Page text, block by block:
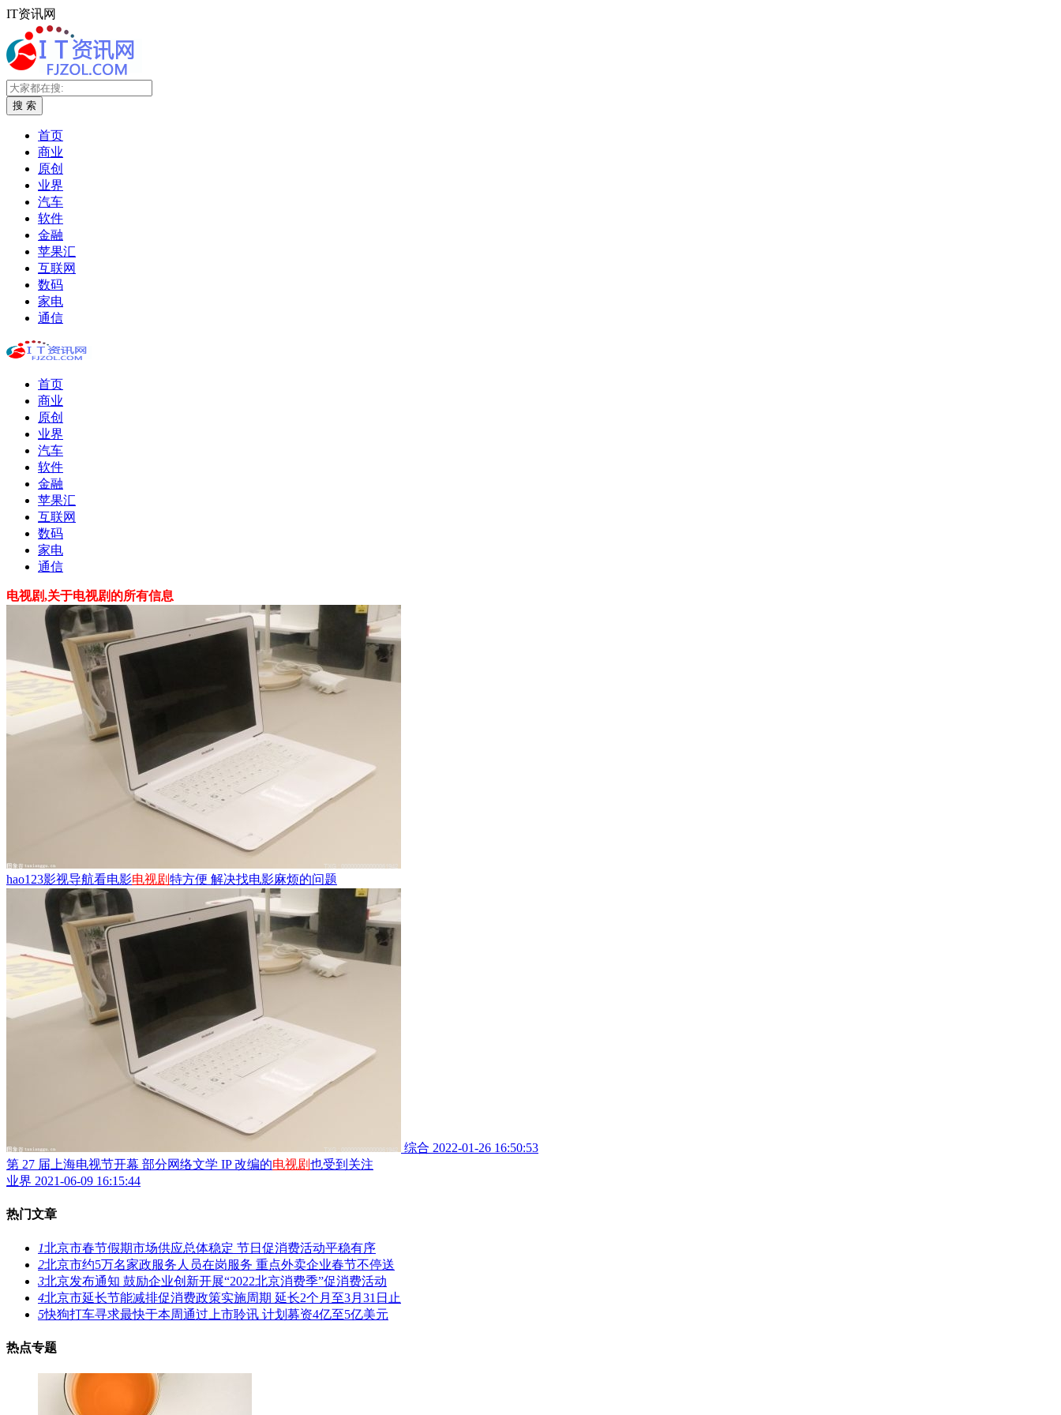
IT资讯网
搜 索
首页
商业
原创
业界
汽车
软件
金融
苹果汇
互联网
数码
家电
通信
首页
商业
原创
业界
汽车
软件
金融
苹果汇
互联网
数码
家电
通信
电视剧,关于电视剧的所有信息
hao123影视导航看电影电视剧特方便 解决找电影麻烦的问题
综合 2022-01-26 16:50:53
第 27 届上海电视节开幕 部分网络文学 IP 改编的电视剧也受到关注
业界 2021-06-09 16:15:44
热门文章
1北京市春节假期市场供应总体稳定 节日促消费活动平稳有序
2北京市约5万名家政服务人员在岗服务 重点外卖企业春节不停送
3北京发布通知 鼓励企业创新开展“2022北京消费季”促消费活动
4北京市延长节能减排促消费政策实施周期 延长2个月至3月31日止
5快狗打车寻求最快于本周通过上市聆讯 计划募资4亿至5亿美元
热点专题